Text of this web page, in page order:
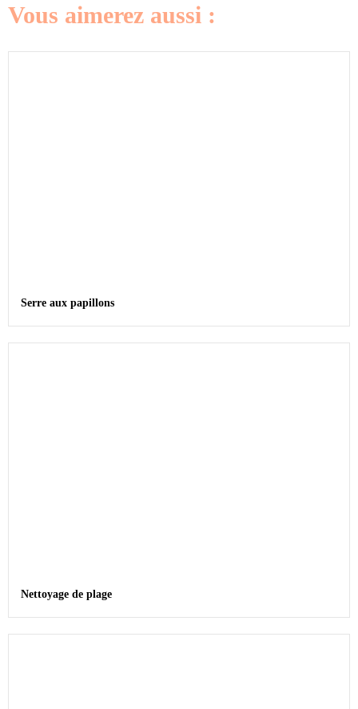
Vous aimerez aussi :
Serre aux papillons
Nettoyage de plage